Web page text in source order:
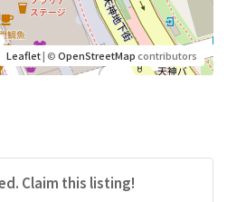
Leaflet| ©OpenStreetMapcontributors
Claim this listing!